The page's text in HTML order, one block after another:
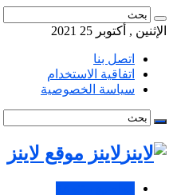
الإثنين , أكتوبر 25 2021
اتصل بنا
اتفاقية الاستخدام
سياسة الخصوصية
لاينز موقع لاينز